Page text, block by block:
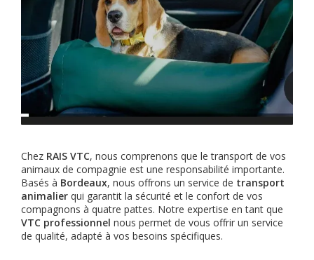
Chez RAIS VTC, nous comprenons que le transport de vos
animaux de compagnie est une responsabilité importante.
Basés à Bordeaux, nous offrons un service de transport
animalier qui garantit la sécurité et le confort de vos
compagnons à quatre pattes. Notre expertise en tant que
VTC professionnel nous permet de vous offrir un service
de qualité, adapté à vos besoins spécifiques.